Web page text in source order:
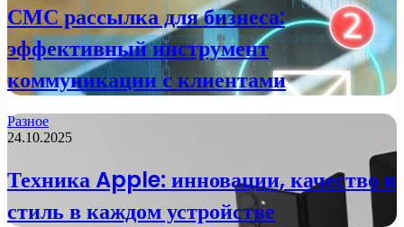
СМС рассылка для бизнеса:
эффективный инструмент
коммуникации с клиентами
Разное
24.10.2025
Техника Apple: инновации, качество и
стиль в каждом устройстве